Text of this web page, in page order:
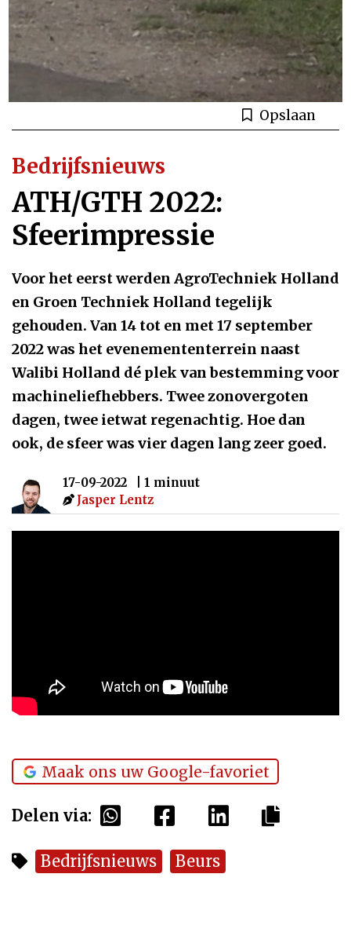
Opslaan
Bedrijfsnieuws
ATH/GTH 2022:
Sfeerimpressie
Voor het eerst werden AgroTechniek Holland
en Groen Techniek Holland tegelijk
gehouden. Van 14 tot en met 17 september
2022 was het evenemententerrein naast
Walibi Holland dé plek van bestemming voor
machineliefhebbers. Twee zonovergoten
dagen, twee ietwat regenachtig. Hoe dan
ook, de sfeer was vier dagen lang zeer goed.
17-09-2022
| 1 minuut
Jasper Lentz
Maak ons uw Google-favoriet
Delen via:
Bedrijfsnieuws Beurs